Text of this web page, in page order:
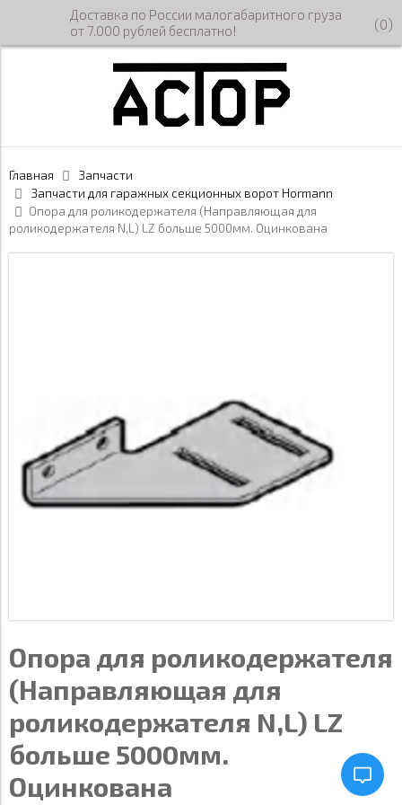
Доставка по России малогабаритного груза
от 7.000 рублей бесплатно!
(0)
Главная
Запчасти
Запчасти для гаражных секционных ворот Hormann
Опора для роликодержателя (Направляющая для
роликодержателя N,L) LZ больше 5000мм. Оцинкована
Опора для роликодержателя
(Направляющая для
роликодержателя N,L) LZ
больше 5000мм.
Оцинкована